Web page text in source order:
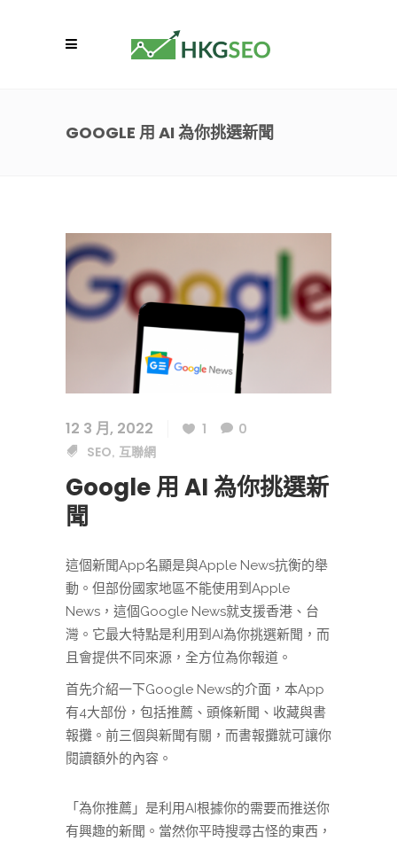
GOOGLE 用 AI 為你挑選新聞
12 3 月, 2022 1
0
SEO, 互聯網
Google 用 AI 為你挑選新
聞
這個新聞App名顯是與Apple News抗衡的舉
動。但部份國家地區不能使用到Apple
News，這個Google News就支援香港、台
灣。它最大特點是利用到AI為你挑選新聞，而
且會提供不同來源，全方位為你報道。
首先介紹一下Google News的介面，本App
有4大部份，包括推薦、頭條新聞、收藏與書
報攤。前三個與新聞有關，而書報攤就可讓你
閱讀額外的內容。
「為你推薦」是利用AI根據你的需要而推送你
有興趣的新聞。當然你平時搜尋古怪的東西，